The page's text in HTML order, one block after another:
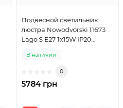
Подвесной светильник,
люстра Nowodvorski 11673
Lago S E27 1x15W IP20
В наличии
0
5784 грн